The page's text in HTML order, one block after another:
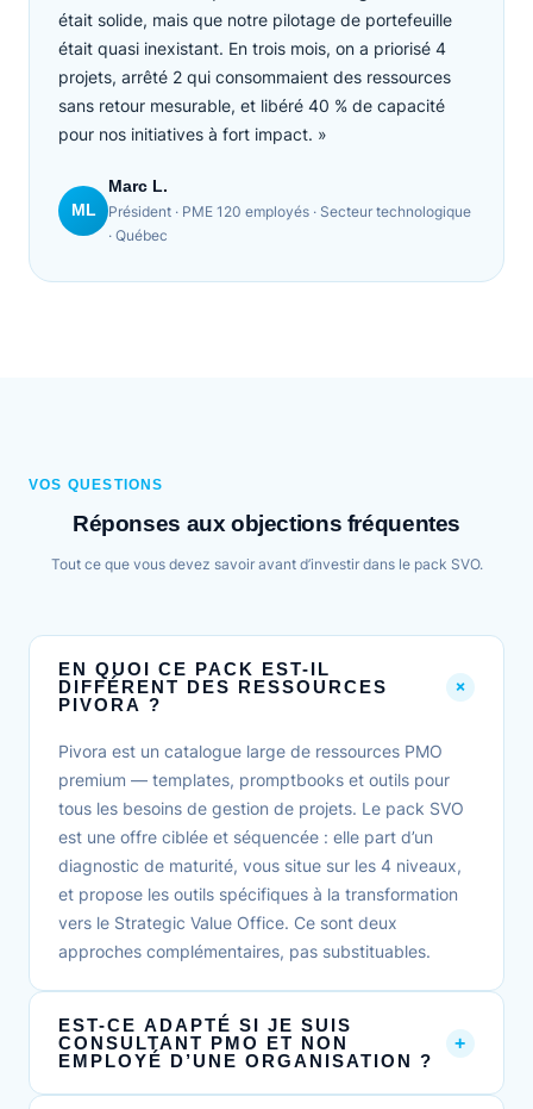
était solide, mais que notre pilotage de portefeuille
était quasi inexistant. En trois mois, on a priorisé 4
projets, arrêté 2 qui consommaient des ressources
sans retour mesurable, et libéré 40 % de capacité
pour nos initiatives à fort impact. »
ML
Marc L.
Président · PME 120 employés · Secteur technologique
· Québec
VOS QUESTIONS
Réponses aux objections fréquentes
Tout ce que vous devez savoir avant d’investir dans le pack SVO.
EN QUOI CE PACK EST-IL
DIFFÉRENT DES RESSOURCES
PIVORA ?
+
Pivora est un catalogue large de ressources PMO
premium — templates, promptbooks et outils pour
tous les besoins de gestion de projets. Le pack SVO
est une offre ciblée et séquencée : elle part d’un
diagnostic de maturité, vous situe sur les 4 niveaux,
et propose les outils spécifiques à la transformation
vers le Strategic Value Office. Ce sont deux
approches complémentaires, pas substituables.
EST-CE ADAPTÉ SI JE SUIS
CONSULTANT PMO ET NON
EMPLOYÉ D’UNE ORGANISATION ?
+